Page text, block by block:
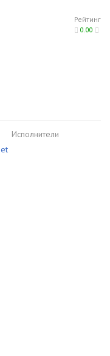
Рейтинг
0.00
Исполнители